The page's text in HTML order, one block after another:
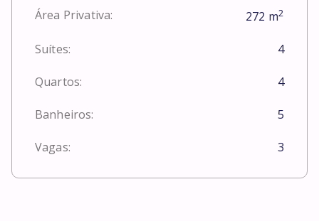
Área Privativa: 272 m2
Suítes: 4
Quartos: 4
Banheiros: 5
Vagas: 3